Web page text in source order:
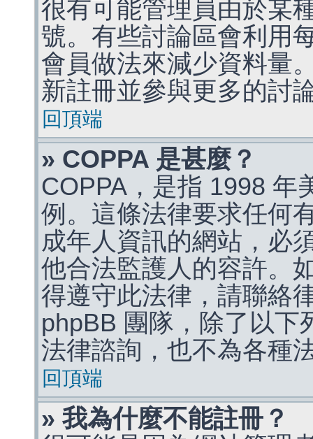
很有可能管理員由於某
號。有些討論區會利用
會員做法來減少資料量
新註冊並參與更多的討
回頂端
» COPPA 是甚麼？
COPPA，是指 1998 年
例。這條法律要求任何
成年人資訊的網站，必
他合法監護人的容許。
得遵守此法律，請聯絡
phpBB 團隊，除了以下
法律諮詢，也不為各種
回頂端
» 我為什麼不能註冊？